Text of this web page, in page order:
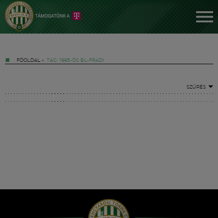
FŐOLDAL » TAG: 1995-ÖS BL-FRADI
SZŰRÉS
Hírek